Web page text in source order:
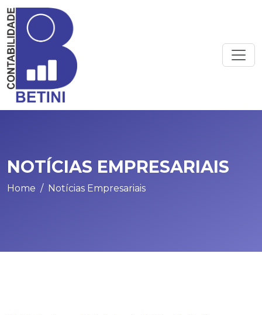
NOTÍCIAS EMPRESARIAIS
Home Notícias Empresariais